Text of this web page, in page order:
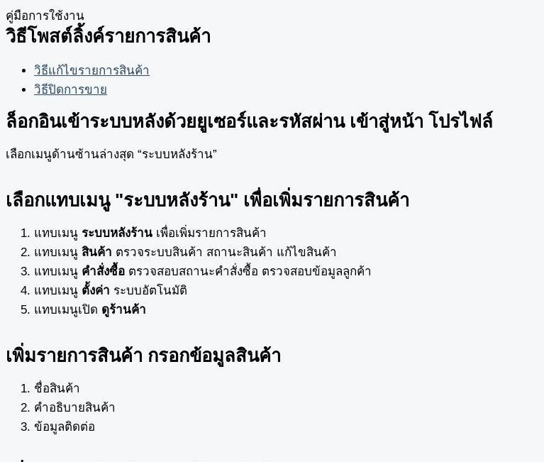
คู่มือการใช้งาน
วิธีโพสต์ลิ้งค์รายการสินค้า
วิธีแก้ไขรายการสินค้า
วิธีปิดการขาย
ล็อกอินเข้าระบบหลังด้วยยูเซอร์และรหัสผ่าน เข้าสู่หน้า โปรไฟล์
เลือกเมนูด้านซ้านล่างสุด “ระบบหลังร้าน”
เลือกแทบเมนู "ระบบหลังร้าน" เพื่อเพิ่มรายการสินค้า
แทบเมนู ระบบหลังร้าน เพื่อเพิ่มรายการสินค้า
แทบเมนู สินค้า ตรวจระบบสินค้า สถานะสินค้า แก้ไขสินค้า
แทบเมนู คำสั่งซื้อ ตรวจสอบสถานะคำสั่งซื้อ ตรวจสอบข้อมูลลูกค้า
แทบเมนู ตั้งค่า ระบบอัตโนมัติ
แทบเมนูเปิด ดูร้านค้า
เพิ่มรายการสินค้า กรอกข้อมูลสินค้า
ชื่อสินค้า
คำอธิบายสินค้า
ข้อมูลติดต่อ